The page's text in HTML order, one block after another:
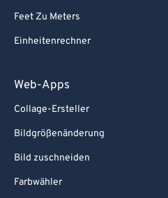
Feet Zu Meters
Einheitenrechner
Web-Apps
Collage-Ersteller
Bildgrößenänderung
Bild zuschneiden
Farbwähler